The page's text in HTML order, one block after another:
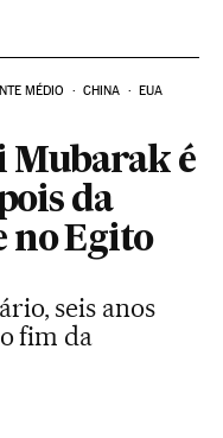
MÉDIO CHINA EUA
Mubarak é
da
no Egito
seis anos
fim da